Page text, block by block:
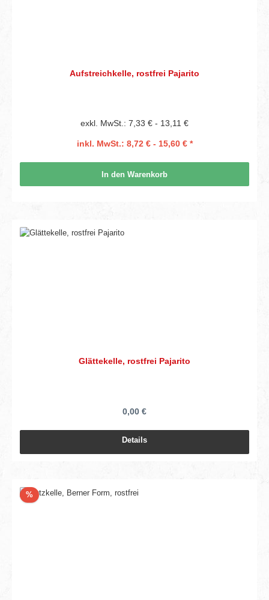
Aufstreichkelle, rostfrei Pajarito
exkl. MwSt.: 7,33 € - 13,11 €
inkl. MwSt.: 8,72 € - 15,60 € *
In den Warenkorb
Glättekelle, rostfrei Pajarito
0,00 €
Details
%Rabatt